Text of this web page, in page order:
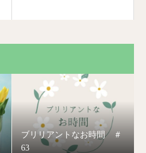
ブリリアントなお時間 ＃
63